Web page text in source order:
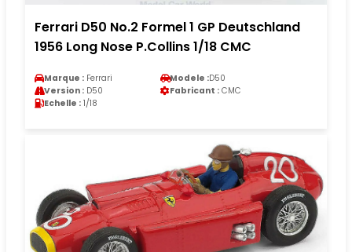
Ferrari D50 No.2 Formel 1 GP Deutschland
1956 Long Nose P.Collins 1/18 CMC
Marque : Ferrari Modele :D50
Version : D50 Fabricant : CMC
Echelle : 1/18